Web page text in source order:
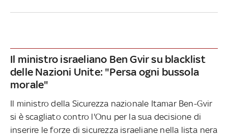
Il ministro israeliano Ben Gvir su blacklist
delle Nazioni Unite: "Persa ogni bussola
morale"
Il ministro della Sicurezza nazionale Itamar Ben-Gvir
si è scagliato contro l'Onu per la sua decisione di
inserire le forze di sicurezza israeliane nella lista nera